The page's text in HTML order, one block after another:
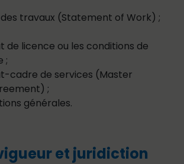
travaux (Statement of Work) ;
de licence ou les conditions de
;
cadre de services (Master
;
générales.
et juridiction